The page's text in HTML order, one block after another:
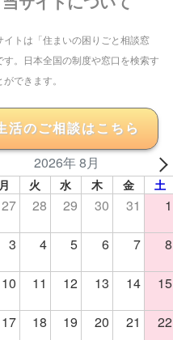
イトは「住まいの困りごと相談窓
す。日本全国の制度や窓口を検索す
ができます。
活のご相談はこちら
2026年 8月
月 火 水 木 金 土
27 28 29 30 31 1
3 4 5 6 7 8
10 11 12 13 14 15
17 18 19 20 21 22